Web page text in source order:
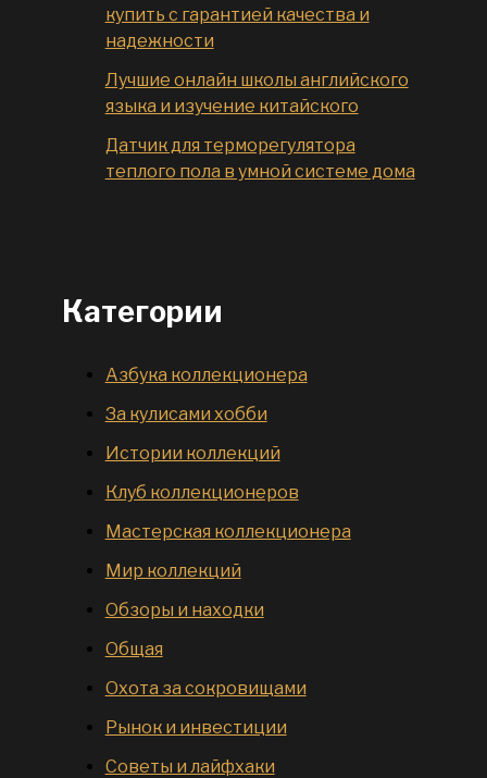
купить с гарантией качества и
надежности
Лучшие онлайн школы английского
языка и изучение китайского
Датчик для терморегулятора
теплого пола в умной системе дома
Категории
Азбука коллекционера
За кулисами хобби
Истории коллекций
Клуб коллекционеров
Мастерская коллекционера
Мир коллекций
Обзоры и находки
Общая
Охота за сокровищами
Рынок и инвестиции
Советы и лайфхаки